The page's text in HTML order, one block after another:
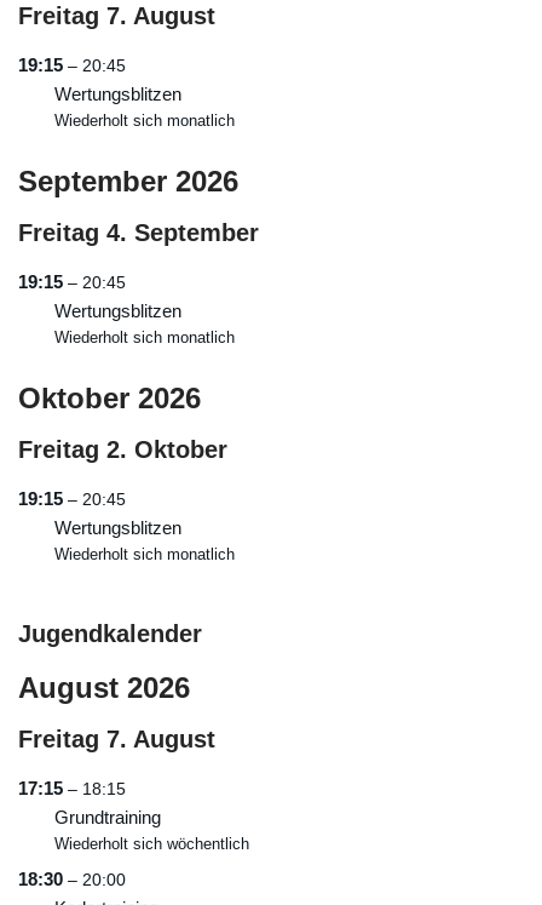
Freitag 7. August
19:15 – 20:45
Wertungsblitzen
Wiederholt sich monatlich
September 2026
Freitag 4. September
19:15 – 20:45
Wertungsblitzen
Wiederholt sich monatlich
Oktober 2026
Freitag 2. Oktober
19:15 – 20:45
Wertungsblitzen
Wiederholt sich monatlich
Jugendkalender
August 2026
Freitag 7. August
17:15 – 18:15
Grundtraining
Wiederholt sich wöchentlich
18:30 – 20:00